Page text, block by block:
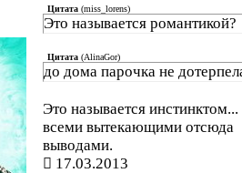
Цитата (miss_lorens)
Это называется романтикой?
Цитата (AlinaGor)
до дома парочка не
Это называется
всеми вытекающими отсюда
выводами.
17.03.2013